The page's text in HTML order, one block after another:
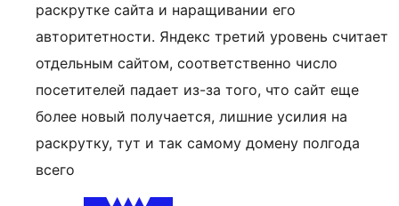
раскрутке сайта и наращивании его
авторитетности. Яндекс третий уровень считает
отдельным сайтом, соответственно число
посетителей падает из-за того, что сайт еще
более новый получается, лишние усилия на
раскрутку, тут и так самому домену полгода
всего